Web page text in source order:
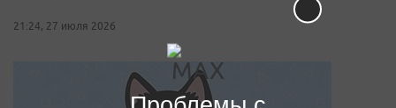
21:24, 27 июля 2026